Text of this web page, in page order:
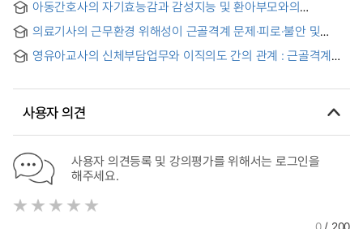
"네팔 카트만두"지역에서 주요 건강문제 규명과 이를 개선하기
위한 적절한 프로그램 제공방안에 대한 연구
아동간호사의 자기효능감과 감성지능 및 환아부모와의
efficacy, Emotional Intelligence, and Nurse-Parent
Partnership on the Nursing Competency of Pediatric
Nurses
의료기사의 근무환경 위해성이 근골격계 문제·피로·불안 및
Working Condition Risk on Musculoskeletal Problems,
영유아교사의 신체부담업무와 이직의도 간의 관계 : 근골격계
사용자 의견
사용자 의견등록 및 강의평가를 위해서는 로그인을
해주세요.